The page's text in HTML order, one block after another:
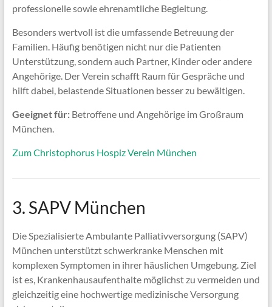
professionelle sowie ehrenamtliche Begleitung.
Besonders wertvoll ist die umfassende Betreuung der
Familien. Häufig benötigen nicht nur die Patienten
Unterstützung, sondern auch Partner, Kinder oder andere
Angehörige. Der Verein schafft Raum für Gespräche und
hilft dabei, belastende Situationen besser zu bewältigen.
Geeignet für:Betroffene und Angehörige im Großraum
München.
Zum Christophorus Hospiz Verein München
3. SAPV München
Die Spezialisierte Ambulante Palliativversorgung (SAPV)
München unterstützt schwerkranke Menschen mit
komplexen Symptomen in ihrer häuslichen Umgebung. Ziel
ist es, Krankenhausaufenthalte möglichst zu vermeiden und
gleichzeitig eine hochwertige medizinische Versorgung